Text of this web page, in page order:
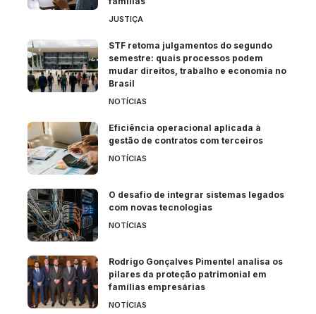
JUSTIÇA
STF retoma julgamentos do segundo
semestre: quais processos podem
mudar direitos, trabalho e economia no
Brasil
NOTÍCIAS
Eficiência operacional aplicada à
gestão de contratos com terceiros
NOTÍCIAS
O desafio de integrar sistemas legados
com novas tecnologias
NOTÍCIAS
Rodrigo Gonçalves Pimentel analisa os
pilares da proteção patrimonial em
famílias empresárias
NOTÍCIAS